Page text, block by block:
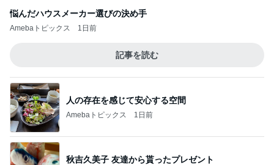
悩んだハウスメーカー選びの決め手
Amebaトピックス 1日前
記事を読む
人の存在を感じて安心する空間
Amebaトピックス 1日前
秋吉久美子 友達から貰ったプレゼント